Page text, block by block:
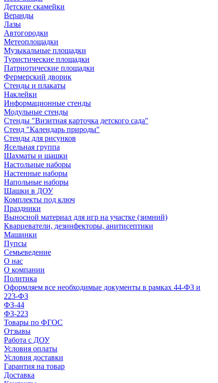
Детские скамейки
Веранды
Лазы
Автогородки
Метеоплощадки
Музыкальные площадки
Туристические площадки
Патриотические площадки
Фермерский дворик
Стенды и плакаты
Наклейки
Информационные стенды
Модульные стенды
Стенды "Визитная карточка детского сада"
Стенд "Календарь природы"
Стенды для рисунков
Ясельная группа
Шахматы и шашки
Настольные наборы
Настенные наборы
Напольные наборы
Шашки в ДОУ
Комплекты под ключ
Праздники
Выносной материал для игр на участке (зимний)
Кварцеватели, дезинфекторы, анитисептики
Машинки
Пупсы
Семьеведение
О нас
О компании
Политика
Оформляем все необходимые документы в рамках 44-ФЗ и
223-ФЗ
ФЗ-44
ФЗ-223
Товары по ФГОС
Отзывы
Работа с ДОУ
Условия оплаты
Условия доставки
Гарантия на товар
Доставка